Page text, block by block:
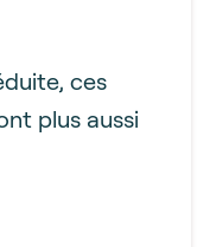
ces
plus aussi